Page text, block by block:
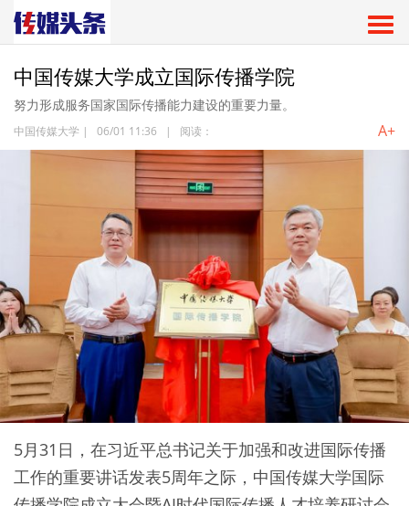
中国传媒大学成立国际传播学院
努力形成服务国家国际传播能力建设的重要力量。
中国传媒大学 | 06/01 11:36 | 阅读： A+
5月31日，在习近平总书记关于加强和改进国际传播
工作的重要讲话发表5周年之际，中国传媒大学国际